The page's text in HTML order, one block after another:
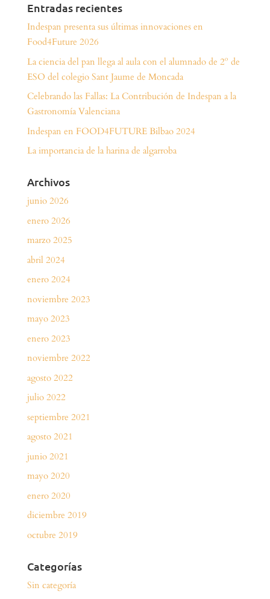
Entradas recientes
Indespan presenta sus últimas innovaciones en
Food4Future 2026
La ciencia del pan llega al aula con el alumnado de 2º de
ESO del colegio Sant Jaume de Moncada
Celebrando las Fallas: La Contribución de Indespan a la
Gastronomía Valenciana
Indespan en FOOD4FUTURE Bilbao 2024
La importancia de la harina de algarroba
Archivos
junio 2026
enero 2026
marzo 2025
abril 2024
enero 2024
noviembre 2023
mayo 2023
enero 2023
noviembre 2022
agosto 2022
julio 2022
septiembre 2021
agosto 2021
junio 2021
mayo 2020
enero 2020
diciembre 2019
octubre 2019
Categorías
Sin categoría